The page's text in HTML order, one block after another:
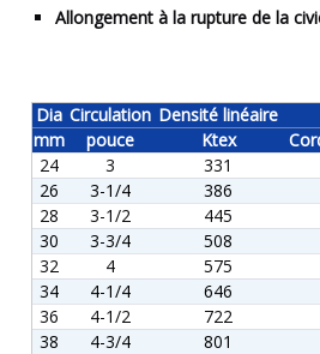
Allongement à la rupture de la
Dia Circulation Densité linéaire
mm
pouce Ktex
24
3 331
26
3-1/4 386
28
3-1/2 445
30
3-3/4 508
32
4 575
34
4-1/4 646
36
4-1/2 722
38
4-3/4 801